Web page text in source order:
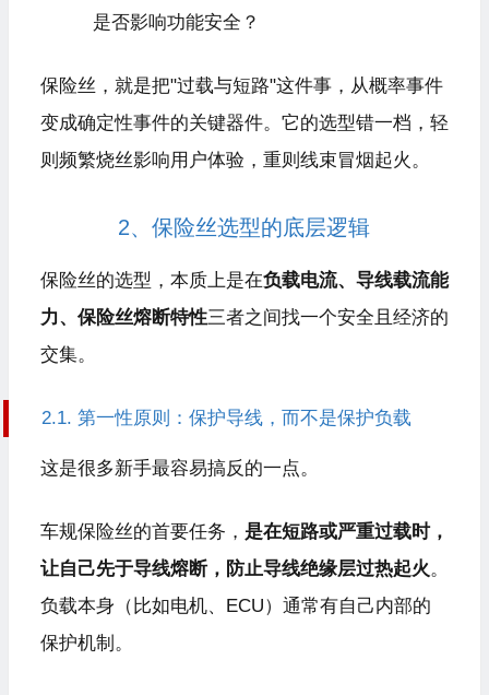
是否影响功能安全？
保险丝，就是把"过载与短路"这件事，从概率事件
变成确定性事件的关键器件。它的选型错一档，轻
则频繁烧丝影响用户体验，重则线束冒烟起火。
2、保险丝选型的底层逻辑
保险丝的选型，本质上是在负载电流、导线载流能
力、保险丝熔断特性三者之间找一个安全且经济的
交集。
2.1. 第一性原则：保护导线，而不是保护负载
这是很多新手最容易搞反的一点。
车规保险丝的首要任务， 是在短路或严重过载时，
让自己先于导线熔断，防止导线绝缘层过热起火。
负载本身（比如电机、ECU）通常有自己内部的
保护机制。